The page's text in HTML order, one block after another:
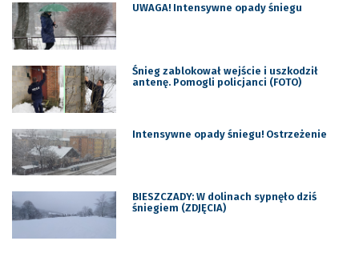
UWAGA! Intensywne opady śniegu
Śnieg zablokował wejście i uszkodził
antenę. Pomogli policjanci (FOTO)
Intensywne opady śniegu! Ostrzeżenie
BIESZCZADY: W dolinach sypnęło dziś
śniegiem (ZDJĘCIA)